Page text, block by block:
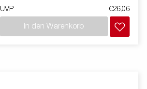
UVP €26,06
In den Warenkorb